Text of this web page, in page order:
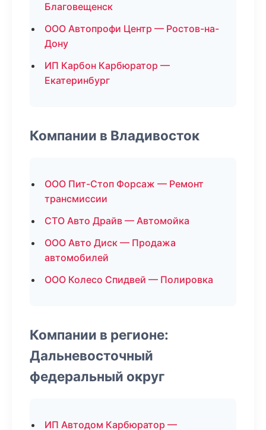
Благовещенск
ООО Автопрофи Центр — Ростов-на-
Дону
ИП Карбон Карбюратор —
Екатеринбург
Компании в Владивосток
ООО Пит-Стоп Форсаж — Ремонт
трансмиссии
СТО Авто Драйв — Автомойка
ООО Авто Диск — Продажа
автомобилей
ООО Колесо Спидвей — Полировка
Компании в регионе:
Дальневосточный
федеральный округ
ИП Автодом Карбюратор —